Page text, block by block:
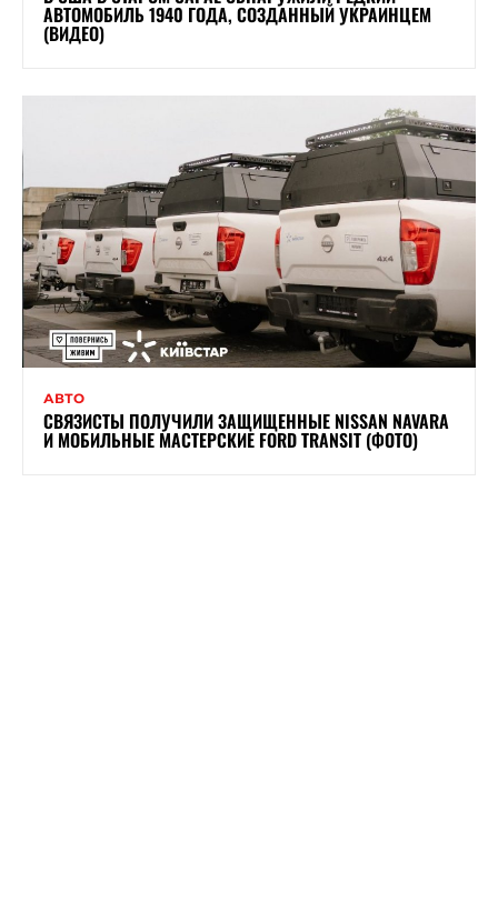
АВТОМОБИЛЬ 1940 ГОДА, СОЗДАННЫЙ УКРАИНЦЕМ
(ВИДЕО)
АВТО
СВЯЗИСТЫ ПОЛУЧИЛИ ЗАЩИЩЕННЫЕ NISSAN NAVARA
И МОБИЛЬНЫЕ МАСТЕРСКИЕ FORD TRANSIT (ФОТО)